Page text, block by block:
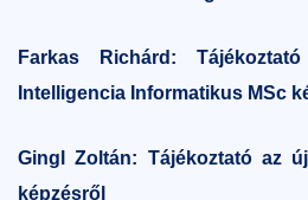
Farkas Richárd:
Intelligencia Informatikus MSc
Gingl Zoltán: Tájékoztató az
képzésről